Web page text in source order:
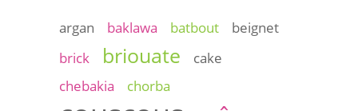
argan baklawa batbout
beignet
brick
briouate
cake
chebakia
chorba